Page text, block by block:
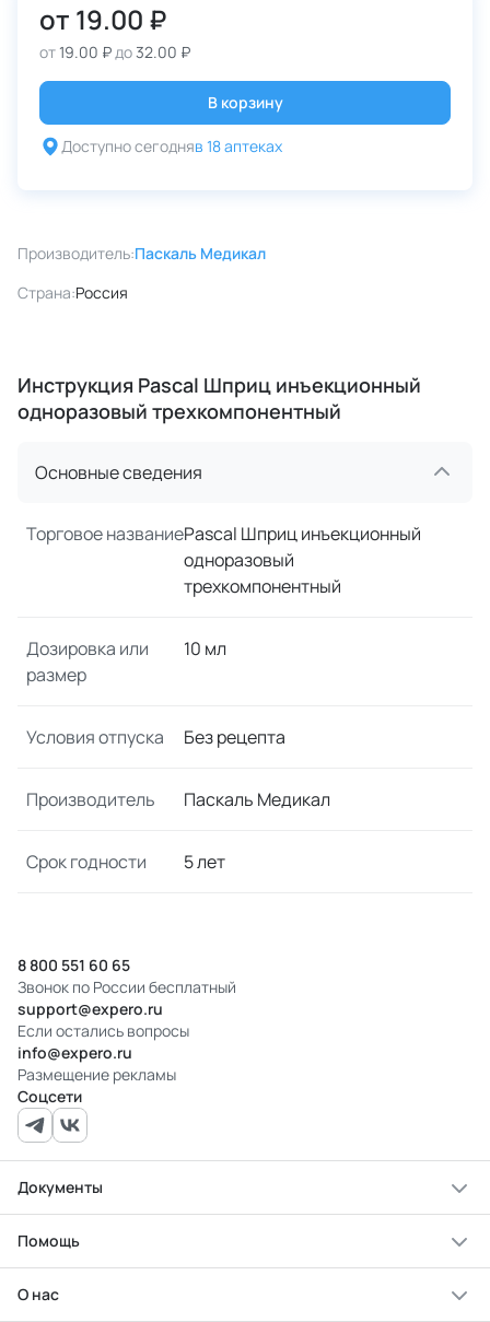
от 19.00 ₽
от19.00 ₽до32.00 ₽
В корзину
Доступно сегодняв 18 аптеках
Производитель:Паскаль Медикал
Страна:Россия
Инструкция Pascal Шприц инъекционный
одноразовый трехкомпонентный
Основные сведения
Торговое названиеPascal Шприц инъекционный
одноразовый
трехкомпонентный
Дозировка или
размер
10 мл
Условия отпуска Без рецепта
Производитель Паскаль Медикал
Срок годности 5 лет
8 800 551 60 65
Звонок по России бесплатный
support@expero.ru
Если остались вопросы
info@expero.ru
Размещение рекламы
Соцсети
Документы
Помощь
О нас